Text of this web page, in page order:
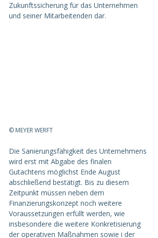
Zukunftssicherung für das Unternehmen
und seiner Mitarbeitenden dar.
© MEYER WERFT
Die Sanierungsfähigkeit des Unternehmens
wird erst mit Abgabe des finalen
Gutachtens möglichst Ende August
abschließend bestätigt. Bis zu diesem
Zeitpunkt müssen neben dem
Finanzierungskonzept noch weitere
Voraussetzungen erfüllt werden, wie
insbesondere die weitere Konkretisierung
der operativen Maßnahmen sowie i der